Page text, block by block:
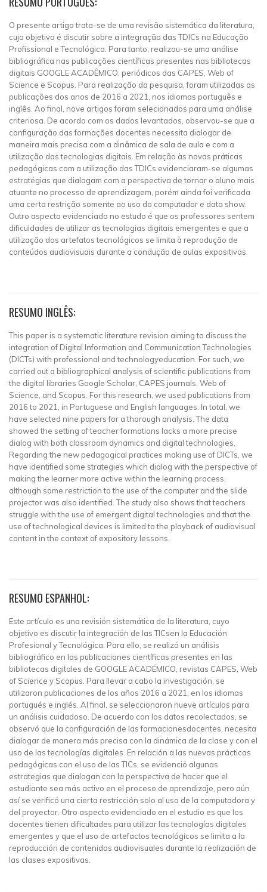
O presente artigo trata-se de uma revisão sistemática da literatura,
cujo objetivo é discutir sobre a integração das TDICs na Educação
Profissional e Tecnológica. Para tanto, realizou-se uma análise
bibliográfica nas publicações científicas presentes nas bibliotecas
digitais GOOGLE ACADÊMICO, periódicos das CAPES, Web of
Science e Scopus. Para realização da pesquisa, foram utilizadas as
publicações dos anos de 2016 a 2021, nos idiomas português e
inglês. Ao final, nove artigos foram selecionados para uma análise
criteriosa. De acordo com os dados levantados, observou-se que a
configuração das formações docentes necessita dialogar de
maneira mais precisa com a dinâmica de sala de aula e com a
utilização das tecnologias digitais. Em relação às novas práticas
pedagógicas com a utilização das TDICs evidenciaram-se algumas
estratégias que dialogam com a perspectiva de tornar o aluno mais
atuante no processo de aprendizagem, porém ainda foi verificada
uma certa restrição somente ao uso do computador e data show.
Outro aspecto evidenciado no estudo é que os professores sentem
dificuldades de utilizar as tecnologias digitais emergentes e que a
utilização dos artefatos tecnológicos se limita à reprodução de
conteúdos audiovisuais durante a condução de aulas expositivas.
RESUMO INGLÊS:
This paper is a systematic literature revision aiming to discuss the
integration of Digital Information and Communication Technologies
(DICTs) with professional and technologyeducation. For such, we
carried out a bibliographical analysis of scientific publications from
the digital libraries Google Scholar, CAPES journals, Web of
Science, and Scopus. For this research, we used publications from
2016 to 2021, in Portuguese and English languages. In total, we
have selected nine papers for a thorough analysis. The data
showed the setting of teacher formations lacks a more precise
dialog with both classroom dynamics and digital technologies.
Regarding the new pedagogical practices making use of DICTs, we
have identified some strategies which dialog with the perspective of
making the learner more active within the learning process,
although some restriction to the use of the computer and the slide
projector was also identified. The study also shows that teachers
struggle with the use of emergent digital technologies and that the
use of technological devices is limited to the playback of audiovisual
content in the context of expository lessons.
RESUMO ESPANHOL:
Este artículo es una revisión sistemática de la literatura, cuyo
objetivo es discutir la integración de las TICsen la Educación
Profesional y Tecnológica. Para ello, se realizó un análisis
bibliográfico en las publicaciones científicas presentes en las
bibliotecas digitales de GOOGLE ACADÉMICO, revistas CAPES, Web
of Science y Scopus. Para llevar a cabo la investigación, se
utilizaron publicaciones de los años 2016 a 2021, en los idiomas
portugués e inglés. Al final, se seleccionaron nueve artículos para
un análisis cuidadoso. De acuerdo con los datos recolectados, se
observó que la configuración de las formacionesdocentes, necesita
dialogar de manera más precisa con la dinámica de la clase y con el
uso de las tecnologías digitales. En relación a las nuevas prácticas
pedagógicas con el uso de las TICs, se evidenció algunas
estrategias que dialogan con la perspectiva de hacer que el
estudiante sea más activo en el proceso de aprendizaje, pero aún
así se verificó una cierta restricción solo al uso de la computadora y
del proyector. Otro aspecto evidenciado en el estudio es que los
docentes tienen dificultades para utilizar las tecnologías digitales
emergentes y que el uso de artefactos tecnológicos se limita a la
reproducción de contenidos audiovisuales durante la realización de
las clases expositivas.